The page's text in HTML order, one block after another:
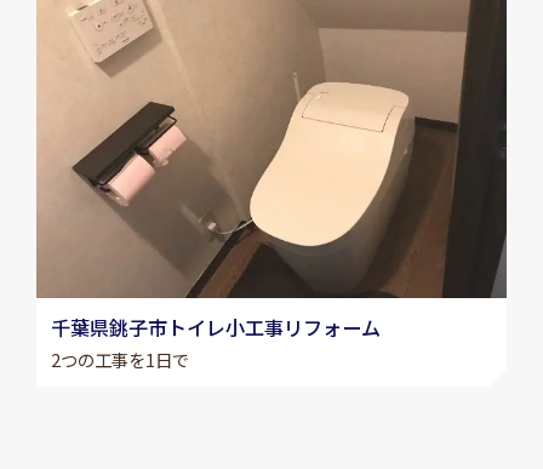
千葉県銚子市トイレ小工事リフォーム
2つの工事を1日で